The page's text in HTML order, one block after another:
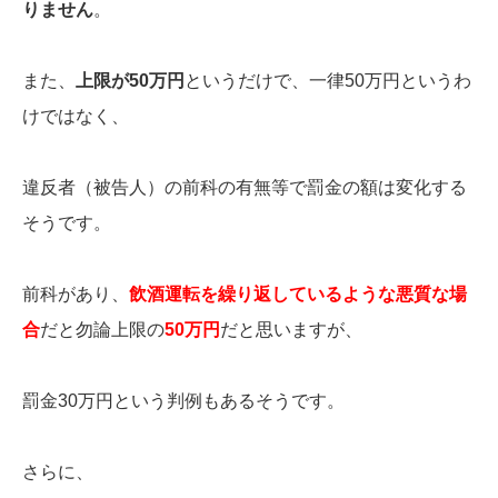
りません。
また、 上限が50万円 というだけで、一律50万円というわ
けではなく、
違反者（被告人）の前科の有無等で罰金の額は変化する
そうです。
前科があり、 飲酒運転を繰り返しているような悪質な場
合だと勿論上限の50万円 だと思いますが、
罰金30万円という判例もあるそうです。
さらに、